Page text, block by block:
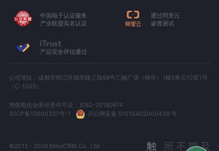
中国电子认证服务
产业联盟实名认证
通过阿里云
渗透测试
产品安全评估通过
公司地址：成都市锦江区锦华路三段88号汇融广场（锦华）1栋5单元10层1号
（C-1005）
增值电信业务经营许可证：京B2-20180674
京ICP备15000327号-1
川公网安备 51010402000439 号
©2012 - 2026 MikeCRM Co., Ltd.